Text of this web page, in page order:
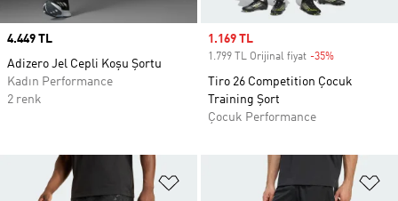
Price
4.449 TL
Adizero Jel Cepli Koşu Şortu
Kadın Performance
2 renk
Sale price
1.169 TL
1.799 TL Orijinal fiyat -35%
Tiro 26 Competition Çocuk
Training Şort
Çocuk Performance
Favori Listesine Ekle